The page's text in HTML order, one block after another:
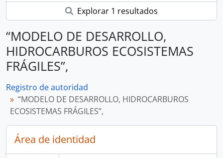
Explorar 1 resultados
“MODELO DE DESARROLLO,
HIDROCARBUROS ECOSISTEMAS
FRÁGILES”,
Registro de autoridad
“MODELO DE DESARROLLO, HIDROCARBUROS
ECOSISTEMAS FRÁGILES”,
Área de identidad